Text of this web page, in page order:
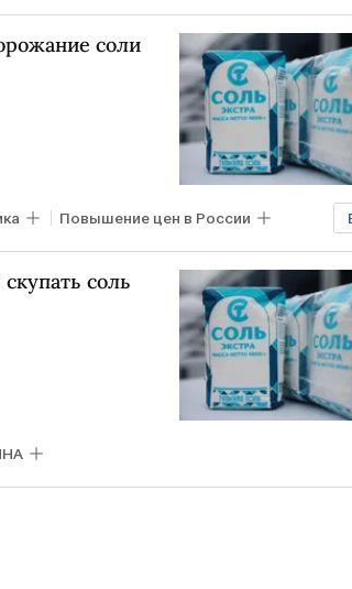
соли
Повышение цен в России
соль